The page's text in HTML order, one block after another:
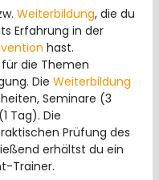
Weiterbildung, die du
Erfahrung in der
hast.
die Themen
Die Weiterbildung
Seminare (3
Tag). Die
Prüfung des
erhältst du ein
Trainer.